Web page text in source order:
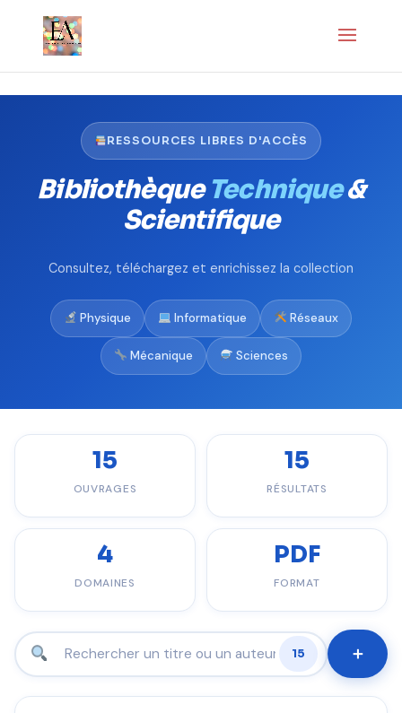
RESSOURCES LIBRES D'ACCÈS
BibliothèqueTechnique&
Scientifique
Consultez, téléchargez et enrichissez la collection
Physique Informatique Réseaux
Mécanique Sciences
15
OUVRAGES
15
RÉSULTATS
4
DOMAINES
PDF
FORMAT
15